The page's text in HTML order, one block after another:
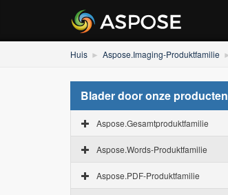
Huis Aspose.Imaging-Produktfamilie
Blader door onze producten
Aspose.Gesamtproduktfamilie
Aspose.Words-Produktfamilie
Aspose.PDF-Produktfamilie